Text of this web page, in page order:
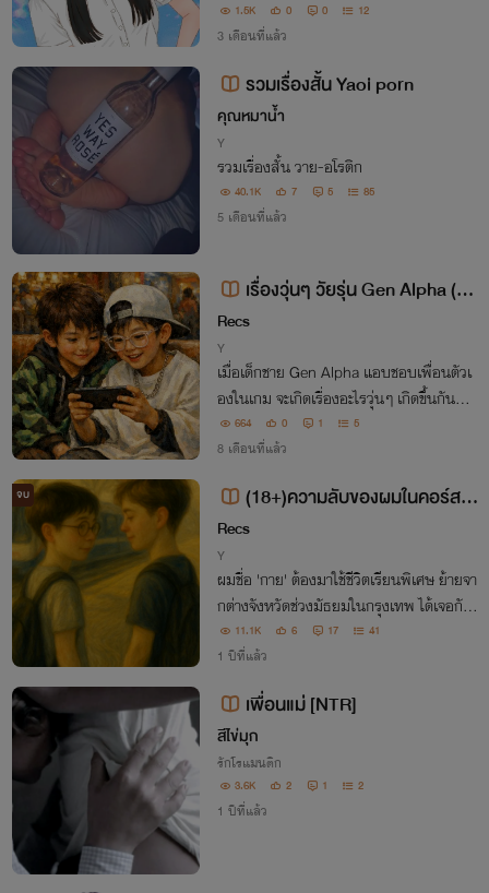
1.5K 0 0 12
3 เดือนที่แล้ว
รวมเรื่องสั้น Yaoi porn
คุณหมาน้ำ
Y
รวมเรื่องสั้น วาย-อโรติก
40.1K 7 5 85
5 เดือนที่แล้ว
เรื่องวุ่นๆ วัยรุ่น Gen Alpha (18
+)
Recs
Y
เมื่อเด็กชาย Gen Alpha แอบชอบเพื่อนตัวเ
องในเกม จะเกิดเรื่องอะไรวุ่นๆ เกิดขึ้นกันบ้า
ง 664 0 1 5
8 เดือนที่แล้ว
จบ
(18+)ความลับของผมในคอร์สซั
มเมอร์
Recs
Y
ผมชื่อ 'กาย' ต้องมาใช้ชีวิตเรียนพิเศษ ย้ายจา
กต่างจังหวัดช่วงมัธยมในกรุงเทพ ได้เจอกับเ
พื่อนวัยเดียวกันชื่อ 'เซน' ที่ต่างคนต่างมีควา
มลับด้านมืดซ่อนไว้อยู่
11.1K 6 17 41
1 ปีที่แล้ว
เพื่อนแม่ [NTR]
สีไข่มุก
รักโรแมนติก
3.6K 2 1 2
1 ปีที่แล้ว